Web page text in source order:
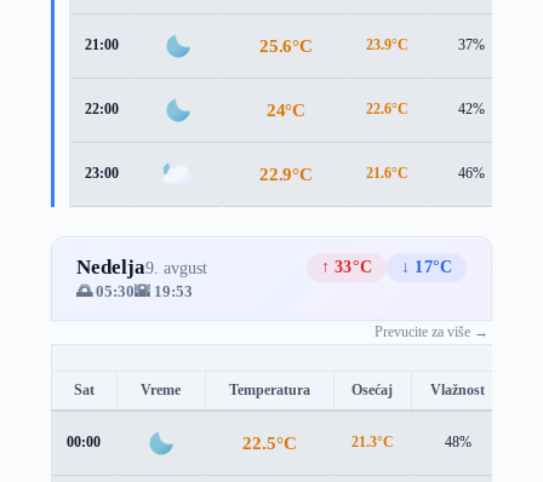
21:00 25.6°C 23.9°C 37%
22:00 24°C 22.6°C 42%
23:00 22.9°C 21.6°C 46%
Nedelja9. avgust ↑ 33°C
↓ 17°C
🌅 05:30🌇 19:53
Prevucite za više →
Sat Vreme Temperatura Osećaj Vlažnost
00:00 22.5°C 21.3°C 48%